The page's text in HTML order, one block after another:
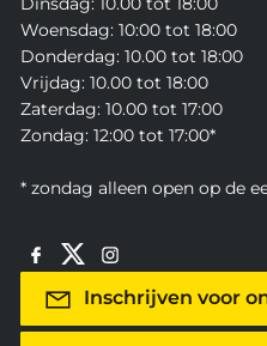
Woensdag: 10:00 tot 18:00
Donderdag: 10.00 tot 18:00
Vrijdag: 10.00 tot 18:00
Zaterdag: 10.00 tot 17:00
Zondag: 12:00 tot 17:00*
* zondag alleen open op de
Inschrijven voor